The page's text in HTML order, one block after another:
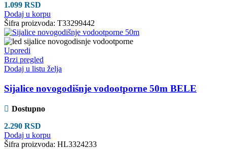
1.099 RSD
Dodaj u korpu
Šifra proizvoda: T33299442
Uporedi
Brzi pregled
Dodaj u listu želja
Sijalice novogodišnje vodootporne 50m BELE
Dostupno
2.290 RSD
Dodaj u korpu
Šifra proizvoda: HL3324233